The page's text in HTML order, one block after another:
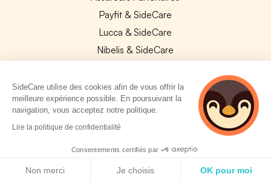
Payfit & SideCare
Lucca & SideCare
Nibelis & SideCare
Lianeli & SideCare
API & INTEGRATIONS
API SideCare
Les SIRH / Systèmes de paie connectés
SideCare utilise des cookies afin de vous offrir la
meilleure expérience possible. En poursuivant la
navigation, vous acceptez notre politique.
Lire la politique de confidentialité
Consentements certifiés par
Non merci Je choisis OK pour moi
2 personnes
consultent
actuellement cette